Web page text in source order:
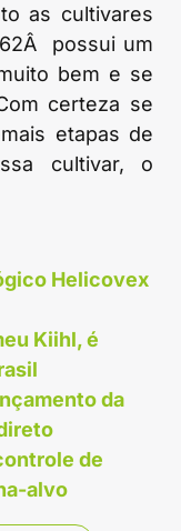
as cultivares
possui um
bem e se
certeza se
etapas de
cultivar, o
Helicovex
Kiihl, é
da
de
alvo